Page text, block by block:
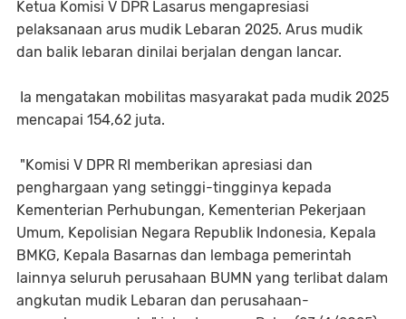
Ketua Komisi V DPR Lasarus mengapresiasi
pelaksanaan arus mudik Lebaran 2025. Arus mudik
dan balik lebaran dinilai berjalan dengan lancar.
Ia mengatakan mobilitas masyarakat pada mudik 2025
mencapai 154,62 juta.
"Komisi V DPR RI memberikan apresiasi dan
penghargaan yang setinggi-tingginya kepada
Kementerian Perhubungan, Kementerian Pekerjaan
Umum, Kepolisian Negara Republik Indonesia, Kepala
BMKG, Kepala Basarnas dan lembaga pemerintah
lainnya seluruh perusahaan BUMN yang terlibat dalam
angkutan mudik Lebaran dan perusahaan-